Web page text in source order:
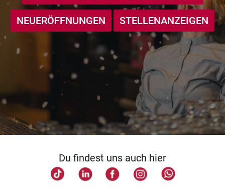
NEUERÖFFNUNGEN STELLENANZEIGEN
Du findest uns auch hier